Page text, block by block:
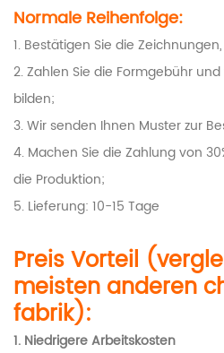
Normale Reihenfolge:
1. Bestätigen Sie die
2. Zahlen Sie die Formgebühr
bilden;
3. Wir senden Ihnen Muster zur
4. Machen Sie die Zahlung von
die Produktion;
5. Lieferung: 10-15 Tage
Preis Vorteil
meisten anderen
fabrik):
1. Niedrigere Arbeitskosten